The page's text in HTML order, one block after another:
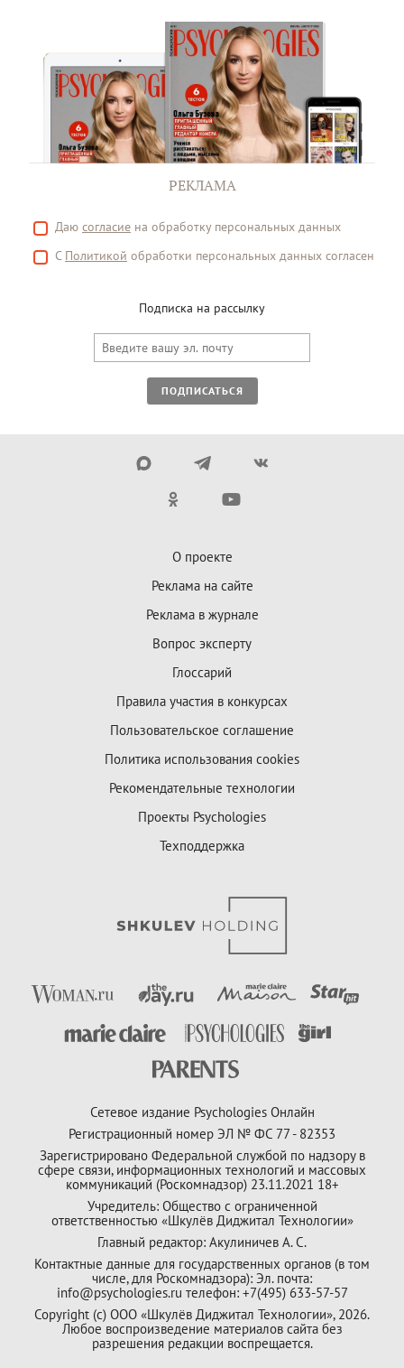
РЕКЛАМА
Даю согласие на обработку персональных данных
С Политикой обработки персональных данных согласен
Подписка на рассылку
ПОДПИСАТЬСЯ
О проекте
Реклама на сайте
Реклама в журнале
Вопрос эксперту
Глоссарий
Правила участия в конкурсах
Пользовательское соглашение
Политика использования cookies
Рекомендательные технологии
Проекты Psychologies
Техподдержка
Сетевое издание Psychologies Онлайн
Регистрационный номер ЭЛ № ФС 77 - 82353
Зарегистрировано Федеральной службой по надзору в
сфере связи, информационных технологий и массовых
коммуникаций (Роскомнадзор) 23.11.2021 18+
Учредитель: Общество с ограниченной
ответственностью «Шкулёв Диджитал Технологии»
Главный редактор: Акулиничев А. С.
Контактные данные для государственных органов (в том
числе, для Роскомнадзора): Эл. почта:
info@psychologies.ru телефон: +7(495) 633-57-57
Copyright (с) ООО «Шкулёв Диджитал Технологии», 2026.
Любое воспроизведение материалов сайта без
разрешения редакции воспрещается.